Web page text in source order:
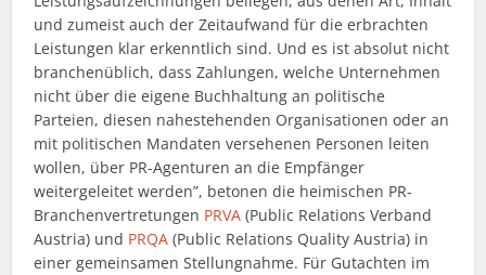
und zumeist auch der Zeitaufwand für die erbrachten
Leistungen klar erkenntlich sind. Und es ist absolut nicht
branchenüblich, dass Zahlungen, welche Unternehmen
nicht über die eigene Buchhaltung an politische
Parteien, diesen nahestehenden Organisationen oder an
mit politischen Mandaten versehenen Personen leiten
wollen, über PR-Agenturen an die Empfänger
weitergeleitet werden”, betonen die heimischen PR-
Branchenvertretungen PRVA (Public Relations Verband
Austria) und PRQA (Public Relations Quality Austria) in
einer gemeinsamen Stellungnahme. Für Gutachten im